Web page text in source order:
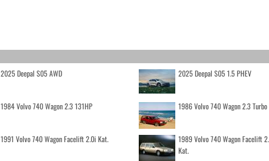
2025 Deepal S05 AWD 2025 Deepal S05 1.5 PHEV
1984 Volvo 740 Wagon 2.3 131HP 1986 Volvo 740 Wagon 2.3
1991 Volvo 740 Wagon Facelift 2.0i Kat.
1989 Volvo 740 Wagon Facelift
Kat.